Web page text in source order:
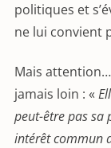
politiques et
ne lui convient
Mais attention…
jamais loin : «
peut-être pas sa
intérêt commun